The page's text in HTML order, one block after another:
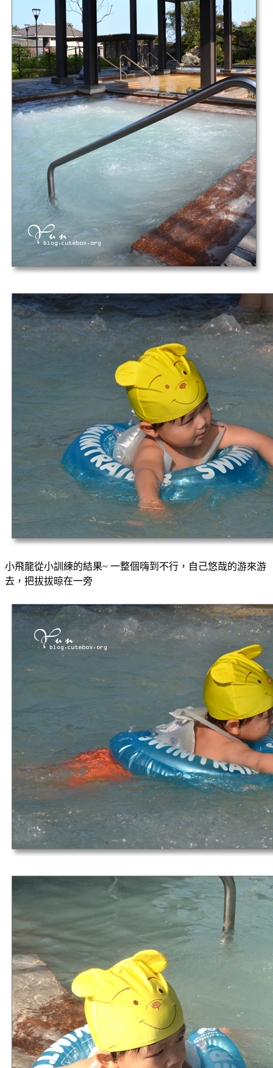
小飛龍從小訓練的結果~ 一整個嗨到不行，自己悠哉的游來游
去，把拔拔晾在一旁